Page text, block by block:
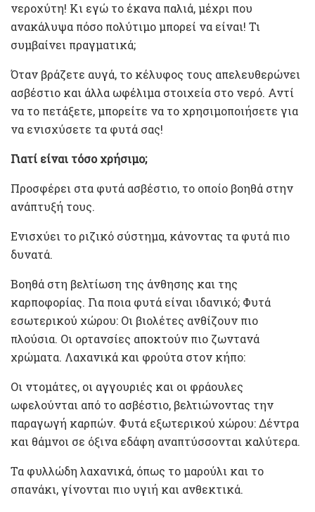
νεροχύτη! Κι εγώ το έκανα παλιά, μέχρι που
ανακάλυψα πόσο πολύτιμο μπορεί να είναι! Τι
συμβαίνει πραγματικά;
Όταν βράζετε αυγά, το κέλυφος τους απελευθερώνει
ασβέστιο και άλλα ωφέλιμα στοιχεία στο νερό. Αντί
να το πετάξετε, μπορείτε να το χρησιμοποιήσετε για
να ενισχύσετε τα φυτά σας!
Γιατί είναι τόσο χρήσιμο;
Προσφέρει στα φυτά ασβέστιο, το οποίο βοηθά στην
ανάπτυξή τους.
Ενισχύει το ριζικό σύστημα, κάνοντας τα φυτά πιο
δυνατά.
Βοηθά στη βελτίωση της άνθησης και της
καρποφορίας. Για ποια φυτά είναι ιδανικό; Φυτά
εσωτερικού χώρου: Οι βιολέτες ανθίζουν πιο
πλούσια. Οι ορτανσίες αποκτούν πιο ζωντανά
χρώματα. Λαχανικά και φρούτα στον κήπο:
Οι ντομάτες, οι αγγουριές και οι φράουλες
ωφελούνται από το ασβέστιο, βελτιώνοντας την
παραγωγή καρπών. Φυτά εξωτερικού χώρου: Δέντρα
και θάμνοι σε όξινα εδάφη αναπτύσσονται καλύτερα.
Τα φυλλώδη λαχανικά, όπως το μαρούλι και το
σπανάκι, γίνονται πιο υγιή και ανθεκτικά.